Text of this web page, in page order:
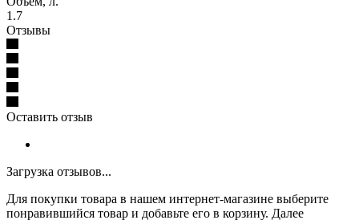
1.7
Отзывы
Оставить отзыв
Загрузка отзывов...
Для покупки товара в нашем интернет-магазине выберите
понравившийся товар и добавьте его в корзину. Далее